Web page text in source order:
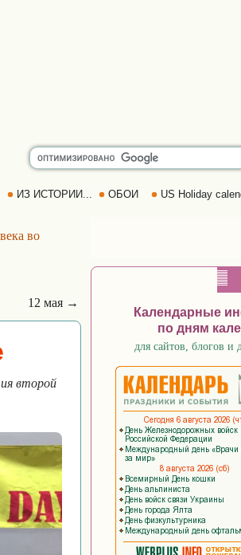
ИЗ ИСТОРИИ... ОБОИ US Holiday
во
12 мая →
второй
Календарные
по дням
для сайтов, блогов и